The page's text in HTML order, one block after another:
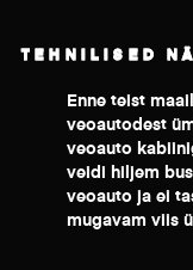
TEHNILISED
Enne teist
veoautodest
veoauto
veidi hiljem
veoauto ja ei
mugavam viis